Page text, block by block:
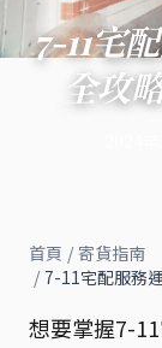
7-11宅
全攻
首頁 / 寄貨指南
/ 7-11宅配服務
想要掌握7-